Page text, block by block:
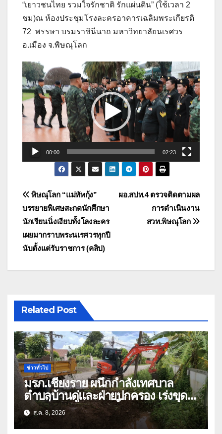
“เยาวชนไทย รวมใจรักชาติ รักแผ่นดิน” (ใช้เวลา 2
ชม)ณ ห้องประชุมโรงละครอาคารเฉลิมพระเกียรติ
72 พรรษา บรมราชินีนาถ มหาวิทยาลัยนเรศวร
อ.เมือง จ.พิษณุโลก
ตัว
เล่น
ไฟล์
วิดีโอ
00:00 02:23
แนะแนว
เรื่อง
ผอ.สปท.4 ตรวจติดตามผล
การดำเนินงาน
สวท.พิษณุโลก
พิษณุโลก “แม่ทัพกุ้ง”
บรรยายพิเศษสะกดนักศึกษา
นักเรียนนิ่งเงียบทั้งโลงละคร
เผยมากราบพระนเรศวรทุกปี
นับตั้งแต่รับราชการ (คลิป)
Related Post
ข่าวทั่วไป
มรภ.เชียงราย ผนึกกำลังเทศบาล
ตำบลบ้านดู่และฝ่ายปกครอง เร่งขุด
ลอกสิ่งกีดขวางทางน้ำ ป้องกันและลด
ปัญหาน้ำท่วม
ส.ค. 8, 2026